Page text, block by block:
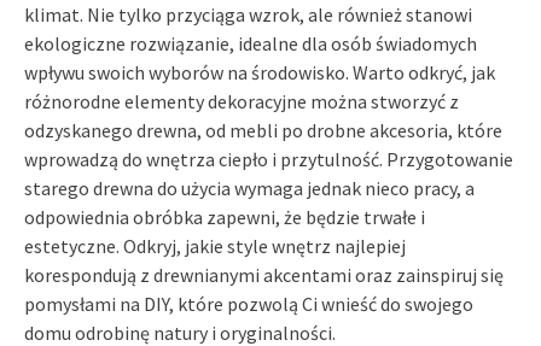
klimat. Nie tylko przyciąga wzrok, ale również stanowi
ekologiczne rozwiązanie, idealne dla osób świadomych
wpływu swoich wyborów na środowisko. Warto odkryć, jak
różnorodne elementy dekoracyjne można stworzyć z
odzyskanego drewna, od mebli po drobne akcesoria, które
wprowadzą do wnętrza ciepło i przytulność. Przygotowanie
starego drewna do użycia wymaga jednak nieco pracy, a
odpowiednia obróbka zapewni, że będzie trwałe i
estetyczne. Odkryj, jakie style wnętrz najlepiej
korespondują z drewnianymi akcentami oraz zainspiruj się
pomysłami na DIY, które pozwolą Ci wnieść do swojego
domu odrobinę natury i oryginalności.